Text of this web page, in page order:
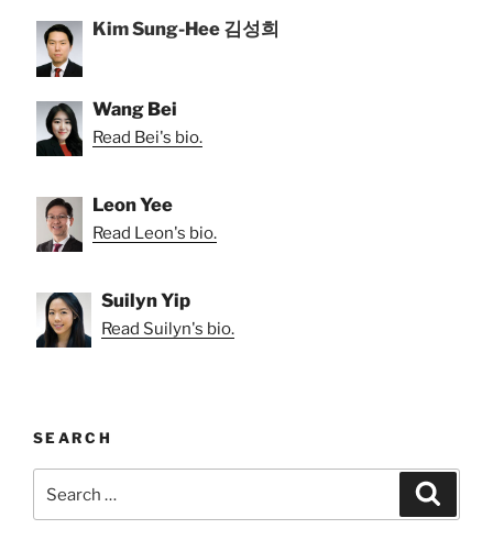
Kim Sung-Hee 김성희
Wang Bei
Read Bei's bio.
Leon Yee
Read Leon's bio.
Suilyn Yip
Read Suilyn's bio.
SEARCH
for: